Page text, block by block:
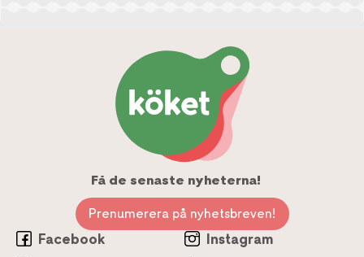
Få de senaste nyheterna!
Prenumerera på nyhetsbreven!
Facebook
Instagram